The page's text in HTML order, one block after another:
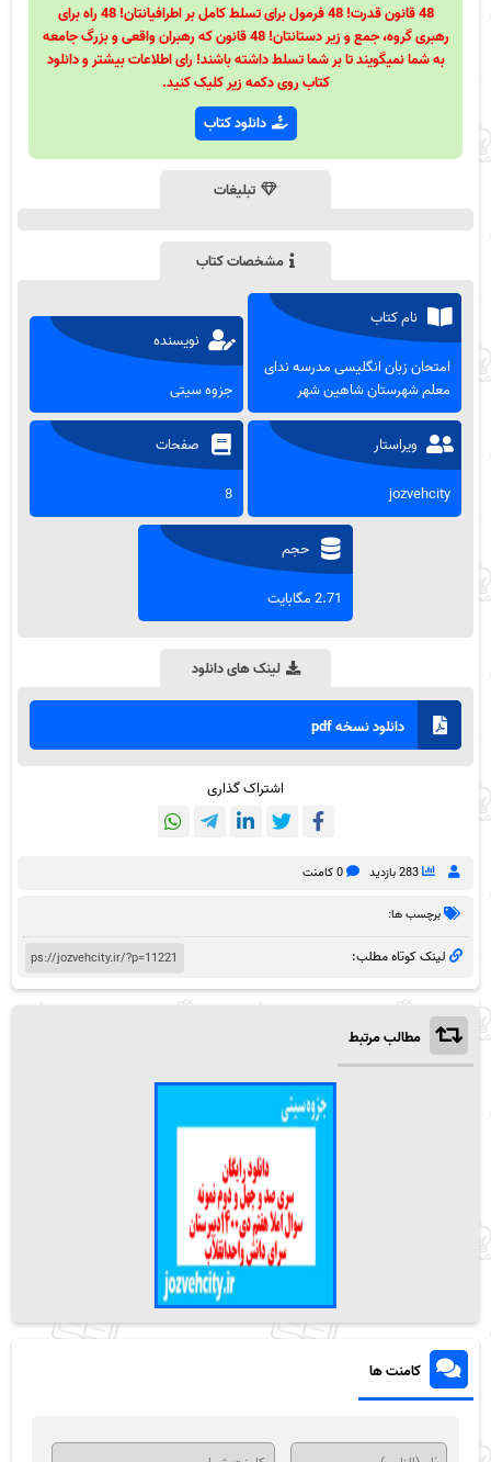
48 قانون قدرت! 48 فرمول برای تسلط کامل بر اطرافیانتان! 48 راه برای
رهبری گروه، جمع و زیر دستانتان! 48 قانون که رهبران واقعی و بزرگ جامعه
به شما نمیگویند تا بر شما تسلط داشته باشند! رای اطلاعات بیشتر و دانلود
کتاب روی دکمه زیر کلیک کنید.
دانلود کتاب
تبلیغات
مشخصات کتاب
نام کتاب
امتحان زبان انگلیسی مدرسه ندای
معلم شهرستان شاهین شهر
نویسنده
جزوه سیتی
ویراستار
jozvehcity
صفحات
8
حجم
2.71 مگابایت
لینک های دانلود
دانلود نسخه pdf
اشتراک گذاری
283 بازدید 0 کامنت
برچسب ها:
لینک کوتاه مطلب:
مطالب مرتبط
کامنت ها